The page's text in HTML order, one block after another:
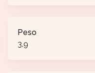
Peso
3.9